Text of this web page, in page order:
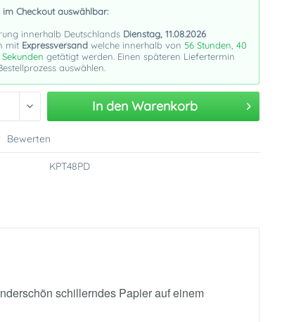
im Checkout auswählbar:
innerhalb Deutschlands Dienstag, 11.08.2026
mit Expressversand welche innerhalb von 56 Stunden, 40
getätigt werden. Einen späteren Liefertermin
auswählen.
In den Warenkorb
Bewerten
KPT48PD
schillerndes Papier auf einem